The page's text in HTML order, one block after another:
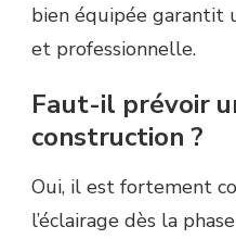
bien équipée garantit
et professionnelle.
Faut-il prévoir
construction ?
Oui, il est fortement
l’éclairage dès la